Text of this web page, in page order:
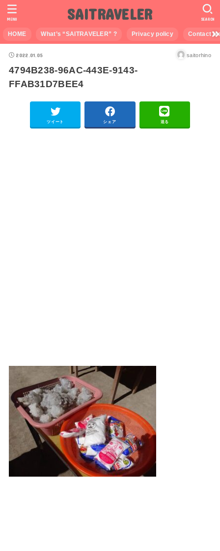
SAITRAVELER
HOME What’s “SAITRAVELER” ? Privacy policy Contact
SEARCH
MENU
2022.01.05 saitorhino
4794B238-96AC-443E-9143-
FFAB31D7BEE4
ツイート シェア 送る